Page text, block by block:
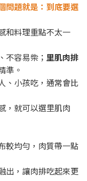
問題就是：到底要選
和料理重點不太一
不容易柴； 里肌肉排
準。
、小孩吃，通常會比
，就可以選里肌肉
較均勻，肉質帶一點
出，讓肉排吃起來更